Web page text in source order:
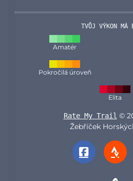
TVŮJ VÝKON MÁ
Amatér
Pokročilá úroveň
Elita
Rate My Trail ©
Žebříček